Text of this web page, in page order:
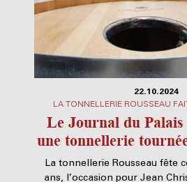
22.10.2024
LA TONNELLERIE ROUSSEAU
Le Journal du Palais
une tonnellerie
La tonnellerie Rousseau fête
ans, l’occasion pour Jean